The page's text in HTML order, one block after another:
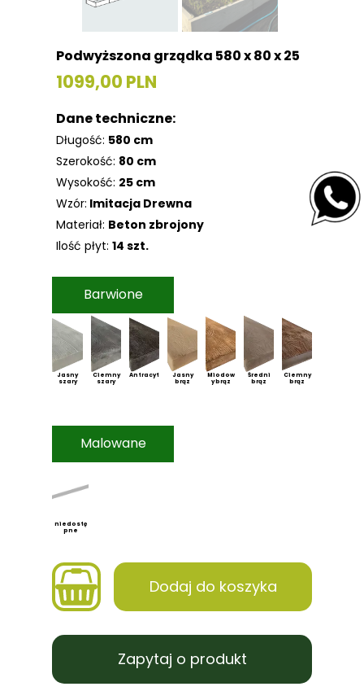
Podwyższona grządka 580 x 80 x 25
Dane techniczne:
Długość: 580 cm
Szerokość: 80 cm
Wysokość: 25 cm
Wzór: Imitacja Drewna
Materiał: Beton zbrojony
Ilość płyt: 14 szt.
1099,00 PLN
Barwione
Malowane
Jasny
szary
Ciemny
szary
Antracyt
Jasny
brąz
Miodow
y brąz
Średni
brąz
Ciemny
brąz
niedostę
pne
Zapytaj o produkt
Dodaj do koszyka